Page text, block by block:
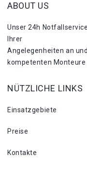
ABOUT US
Unser 24h
Ihrer
Angelegenheiten an
kompetenten
NÜTZLICHE LINKS
Einsatzgebiete
Preise
Kontakte